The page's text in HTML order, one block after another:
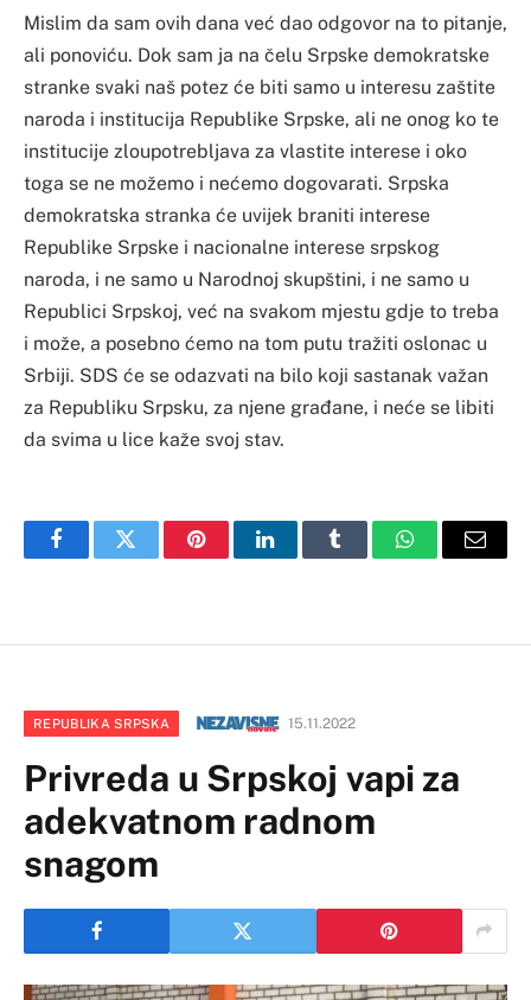
Mislim da sam ovih dana već dao odgovor na to pitanje,
ali ponoviću. Dok sam ja na čelu Srpske demokratske
stranke svaki naš potez će biti samo u interesu zaštite
naroda i institucija Republike Srpske, ali ne onog ko te
institucije zloupotrebljava za vlastite interese i oko
toga se ne možemo i nećemo dogovarati. Srpska
demokratska stranka će uvijek braniti interese
Republike Srpske i nacionalne interese srpskog
naroda, i ne samo u Narodnoj skupštini, i ne samo u
Republici Srpskoj, već na svakom mjestu gdje to treba
i može, a posebno ćemo na tom putu tražiti oslonac u
Srbiji. SDS će se odazvati na bilo koji sastanak važan
za Republiku Srpsku, za njene građane, i neće se libiti
da svima u lice kaže svoj stav.
FacebookTwitter PinterestLinkedInTumblr WhatsAppEmail
REPUBLIKA SRPSKA 15.11.2022
Privreda u Srpskoj vapi za
adekvatnom radnom
snagom